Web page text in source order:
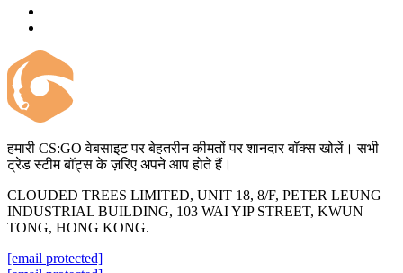
हमारी CS:GO वेबसाइट पर बेहतरीन कीमतों पर शानदार बॉक्स खोलें। सभी
ट्रेड स्टीम बॉट्स के ज़रिए अपने आप होते हैं।
CLOUDED TREES LIMITED, UNIT 18, 8/F, PETER LEUNG
INDUSTRIAL BUILDING, 103 WAI YIP STREET, KWUN
TONG, HONG KONG.
[email protected]